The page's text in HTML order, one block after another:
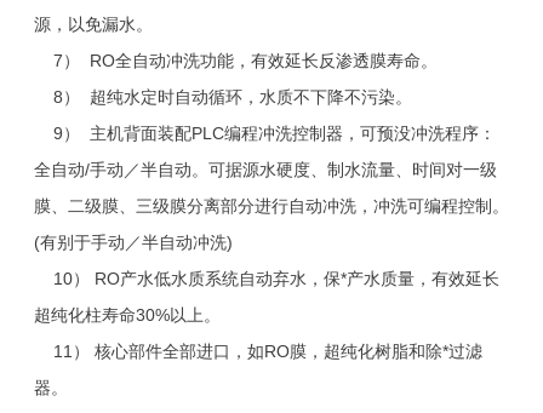
源，以免漏水。
7） RO全自动冲洗功能，有效延长反渗透膜寿命。
8） 超纯水定时自动循环，水质不下降不污染。
9） 主机背面装配PLC编程冲洗控制器，可预没冲洗程序：
全自动/手动／半自动。可据源水硬度、制水流量、时间对一级
膜、二级膜、三级膜分离部分进行自动冲洗，冲洗可编程控制。
(有别于手动／半自动冲洗)
10） RO产水低水质系统自动弃水，保*产水质量，有效延长
超纯化柱寿命30%以上。
11） 核心部件全部进口，如RO膜，超纯化树脂和除*过滤
器。